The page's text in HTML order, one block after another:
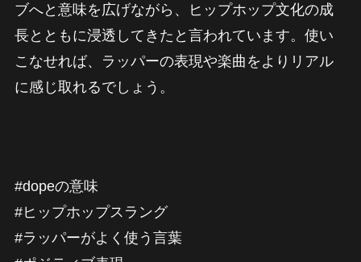
ブへと意味を広げながら、ヒップホップ文化の成
長とともに浸透してきたと言われています。使い
こなせれば、ラッパーの表現や楽曲をよりリアル
に感じ取れるでしょう。
#dopeの意味
#ヒップホップスラング
#ラッパーがよく使う言葉